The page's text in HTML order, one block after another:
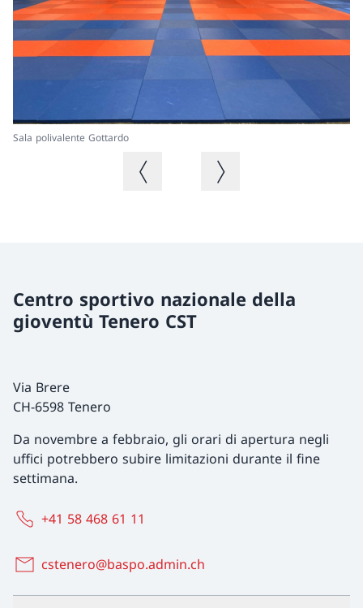
Sala polivalente Gottardo
Immagine precedenteImmagine successiva
Centro sportivo nazionale della
gioventù Tenero CST
Via Brere
CH-6598 Tenero
Da novembre a febbraio, gli orari di apertura negli
uffici potrebbero subire limitazioni durante il fine
settimana.
+41 58 468 61 11
cstenero@baspo.admin.ch